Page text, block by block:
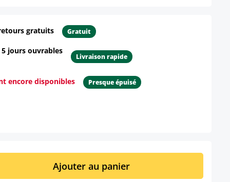
gratuits Gratuit
jours ouvrables
Livraison rapide
encore disponibles Presque épuisé
le produit
: Entrez la quantité souhaitée ou
Ajouter au panier